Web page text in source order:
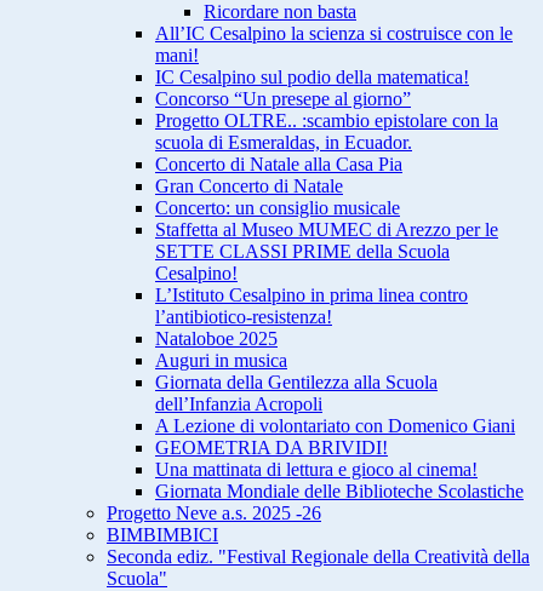
Ricordare non basta
All’IC Cesalpino la scienza si costruisce con le
mani!
IC Cesalpino sul podio della matematica!
Concorso “Un presepe al giorno”
Progetto OLTRE.. :scambio epistolare con la
scuola di Esmeraldas, in Ecuador.
Concerto di Natale alla Casa Pia
Gran Concerto di Natale
Concerto: un consiglio musicale
Staffetta al Museo MUMEC di Arezzo per le
SETTE CLASSI PRIME della Scuola
Cesalpino!
L’Istituto Cesalpino in prima linea contro
l’antibiotico-resistenza!
Nataloboe 2025
Auguri in musica
Giornata della Gentilezza alla Scuola
dell’Infanzia Acropoli
A Lezione di volontariato con Domenico Giani
GEOMETRIA DA BRIVIDI!
Una mattinata di lettura e gioco al cinema!
Giornata Mondiale delle Biblioteche Scolastiche
Progetto Neve a.s. 2025 -26
BIMBIMBICI
Seconda ediz. "Festival Regionale della Creatività della
Scuola"